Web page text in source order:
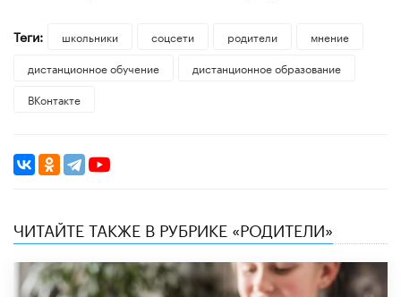
Теги: школьники соцсети родители
мнение
дистанционное обучение
дистанционное образование
ВКонтакте
ЧИТАЙТЕ ТАКЖЕ В РУБРИКЕ «РОДИТЕЛИ»